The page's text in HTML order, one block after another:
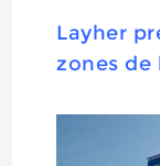
Layher
zones de